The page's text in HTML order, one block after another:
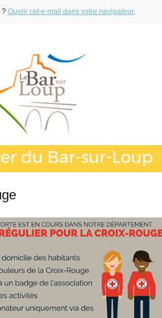
? Ouvrir cet e-mail dans votre navigateur.